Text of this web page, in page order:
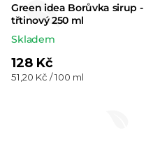
Green idea Borůvka sirup -
třtinový 250 ml
Skladem
128 Kč
Měrná
51,20 Kč / 100 ml